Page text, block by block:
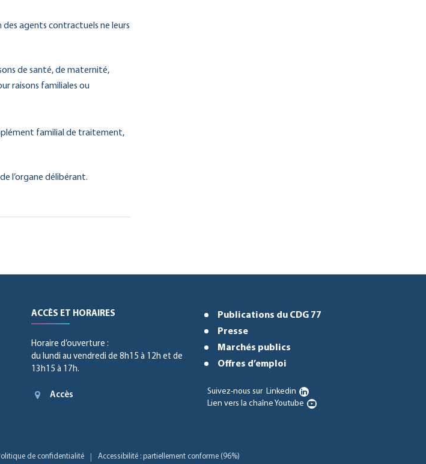
agents contractuels ne leurs
de santé, de maternité,
raisons familiales ou
familial de traitement,
l’organe délibérant.
ACCÈS ET HORAIRES
Horaire d’ouverture :
du lundi au vendredi de 8h15 à 12h et de
13h15 à 17h.
Accès
Publications du CDG 77
Presse
Marchés publics
Offres d’emploi
Suivez-nous sur Linkedin
Lien vers la chaîne Youtube
de confidentialité Accessibilité : partiellement conforme (96%)